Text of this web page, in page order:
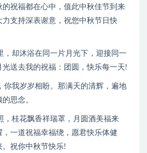
祝福都在心中，值此中秋佳节到来
力支持深表谢意，祝您中秋节日快
，却沐浴在同一片月光下，迎接同一
送去我的祝福：团圆，快乐每一天!
你我岁岁相盼。那满天的清辉，遍地
思念。
，桂花飘香祥瑞罩，月圆酒美福来
一道祝福幸福绕，愿君快乐体健
祝你中秋节快乐!